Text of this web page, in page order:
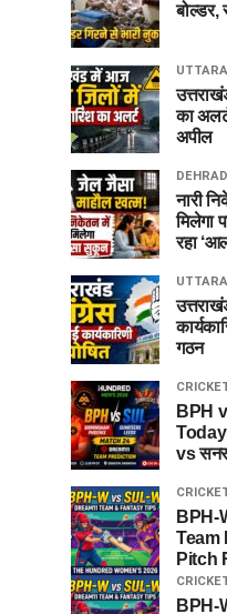
बोल्डर,
का
अपील
नारी
मिलेगा
रहा
गठन
BPH
Today
vs
BPH-
Team
Pitch
BPH-